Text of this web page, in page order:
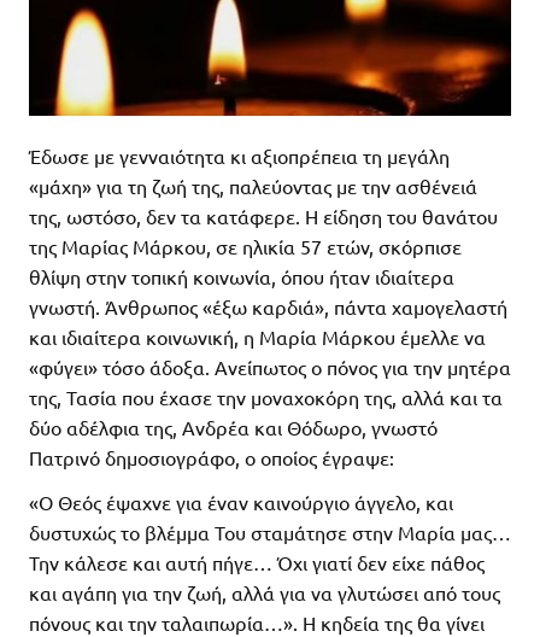
Έδωσε µε γενναιότητα κι αξιοπρέπεια τη µεγάλη
«µάχη» για τη ζωή της, παλεύοντας µε την ασθένειά
της, ωστόσο, δεν τα κατάφερε. Η είδηση του θανάτου
της Μαρίας Μάρκου, σε ηλικία 57 ετών, σκόρπισε
θλίψη στην τοπική κοινωνία, όπου ήταν ιδιαίτερα
γνωστή. Άνθρωπος «έξω καρδιά», πάντα χαµογελαστή
και ιδιαίτερα κοινωνική, η Μαρία Μάρκου έµελλε να
«φύγει» τόσο άδοξα. Ανείπωτος ο πόνος για την µητέρα
της, Τασία που έχασε την µοναχοκόρη της, αλλά και τα
δύο αδέλφια της, Ανδρέα και Θόδωρο, γνωστό
Πατρινό δηµοσιογράφο, ο οποίος έγραψε:
«Ο Θεός έψαχνε για έναν καινούργιο άγγελο, και
δυστυχώς το βλέµµα Του σταµάτησε στην Μαρία µας…
Την κάλεσε και αυτή πήγε… Όχι γιατί δεν είχε πάθος
και αγάπη για την ζωή, αλλά για να γλυτώσει από τους
πόνους και την ταλαιπωρία…». Η κηδεία της θα γίνει